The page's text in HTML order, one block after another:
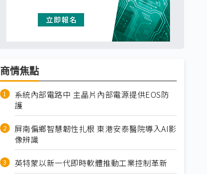
商情焦點
系統內部電路中 主晶片內部電源提供EOS防
護
屏南偏鄉智慧韌性扎根 東港安泰醫院導入AI影
像辨識
英特蒙以新一代即時軟體推動工業控制革新